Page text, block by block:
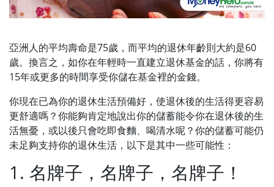
亞洲人的平均壽命是75歲，而平均的退休年齡則大約是60
歲。換言之，如你在年輕時一直建立退休基金的話，你將有
15年或更多的時間享受你儲在基金裡的金錢。
你現在已為你的退休生活預備好，使退休後的生活得更容易
更舒適嗎？你能夠肯定地說出你的儲蓄能令你在退休後的生
活無憂，或以後只會吃即食麵、喝清水呢？你的儲蓄可能仍
未足夠支持你的退休生活，以下是其中一些可能性：
1. 名牌子，名牌子，名牌子！